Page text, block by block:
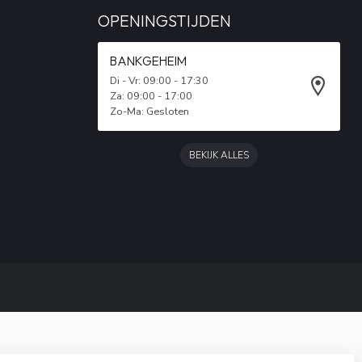
OPENINGSTIJDEN
BANKGEHEIM
Di - Vr: 09:00 - 17:30
Za: 09:00 - 17:00
Zo-Ma: Gesloten
BEKIJK ALLES